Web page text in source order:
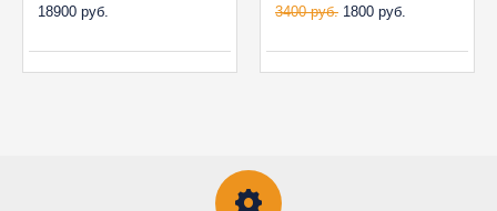
18900 руб. 3400 руб. 1800 руб.